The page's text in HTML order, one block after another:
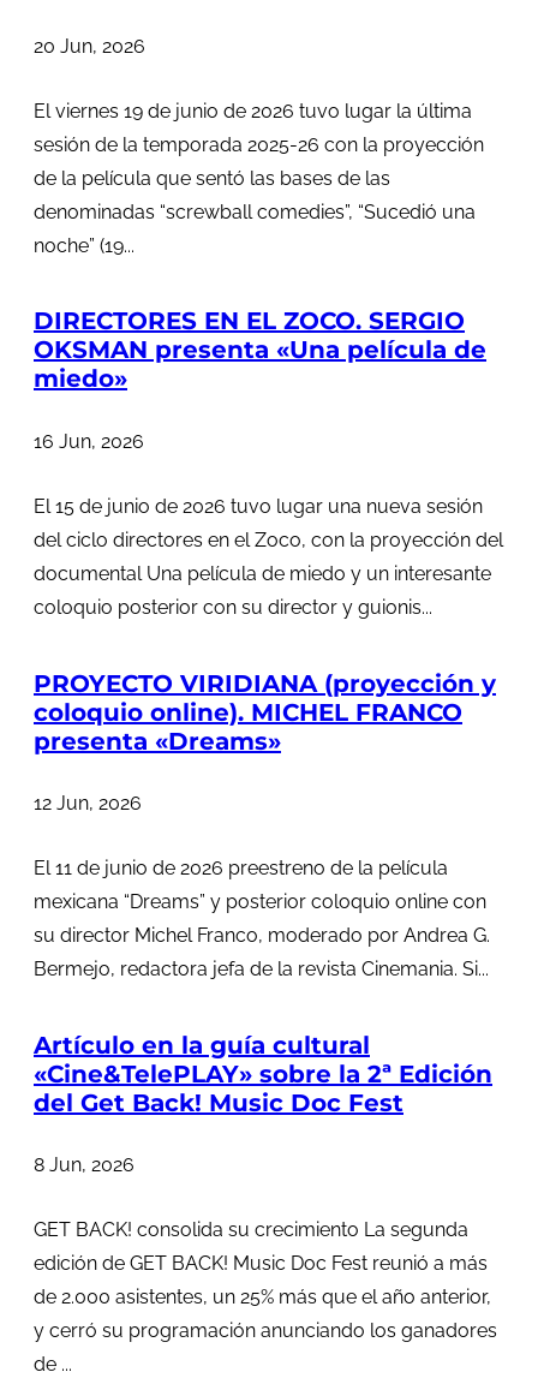
20 Jun, 2026
El viernes 19 de junio de 2026 tuvo lugar la última
sesión de la temporada 2025-26 con la proyección
de la película que sentó las bases de las
denominadas “screwball comedies”, “Sucedió una
noche” (19...
DIRECTORES EN EL ZOCO. SERGIO
OKSMAN presenta «Una película de
miedo»
16 Jun, 2026
El 15 de junio de 2026 tuvo lugar una nueva sesión
del ciclo directores en el Zoco, con la proyección del
documental Una película de miedo y un interesante
coloquio posterior con su director y guionis...
PROYECTO VIRIDIANA (proyección y
coloquio online). MICHEL FRANCO
presenta «Dreams»
12 Jun, 2026
El 11 de junio de 2026 preestreno de la película
mexicana “Dreams” y posterior coloquio online con
su director Michel Franco, moderado por Andrea G.
Bermejo, redactora jefa de la revista Cinemania. Si...
Artículo en la guía cultural
«Cine&TelePLAY» sobre la 2ª Edición
del Get Back! Music Doc Fest
8 Jun, 2026
GET BACK! consolida su crecimiento La segunda
edición de GET BACK! Music Doc Fest reunió a más
de 2.000 asistentes, un 25% más que el año anterior,
y cerró su programación anunciando los ganadores
de ...